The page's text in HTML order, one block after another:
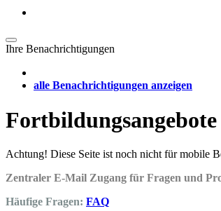
Ihre Benachrichtigungen
alle Benachrichtigungen anzeigen
Fortbildungsangebote
Achtung! Diese Seite ist noch nicht für mobile
Zentraler E-Mail Zugang für Fragen und
Häufige Fragen: FAQ